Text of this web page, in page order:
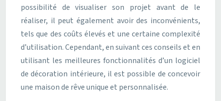
possibilité de visualiser son projet avant de le
réaliser, il peut également avoir des inconvénients,
tels que des coûts élevés et une certaine complexité
d’utilisation. Cependant, en suivant ces conseils et en
utilisant les meilleures fonctionnalités d’un logiciel
de décoration intérieure, il est possible de concevoir
une maison de rêve unique et personnalisée.